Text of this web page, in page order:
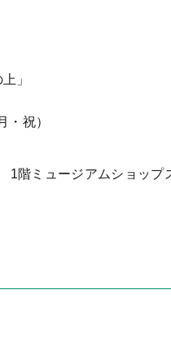
」
・祝）
階ミュージアムショップ